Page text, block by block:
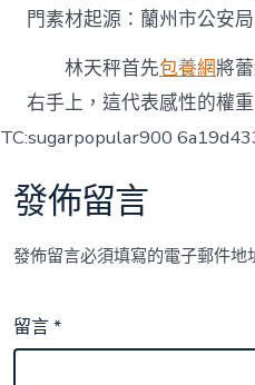
門素材起源：蘭州市公安局
林天秤首先包養網將
右手上，這代表感性的權
TC:sugarpopular900
發佈留言
發佈留言必須填寫的電子郵件地
留言*